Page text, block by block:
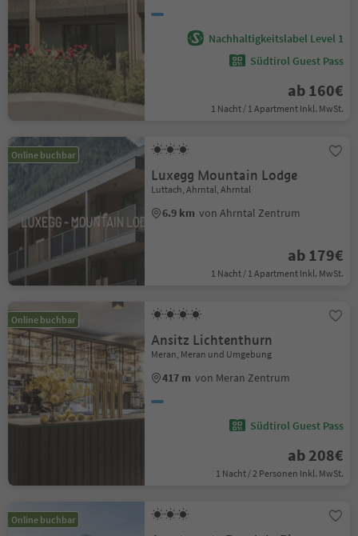
Nachhaltigkeitslabel Level 1
Südtirol Guest Pass
ab 160€
1 Nacht / 1 Apartment Inkl. MwSt.
Online buchbar
Luxegg Mountain Lodge
Luttach, Ahrntal, Ahrntal
6.9 km von Ahrntal Zentrum
ab 179€
1 Nacht / 1 Apartment Inkl. MwSt.
Online buchbar
Ansitz Lichtenthurn
Meran, Meran und Umgebung
417 m von Meran Zentrum
Südtirol Guest Pass
ab 208€
1 Nacht / 2 Personen Inkl. MwSt.
Online buchbar